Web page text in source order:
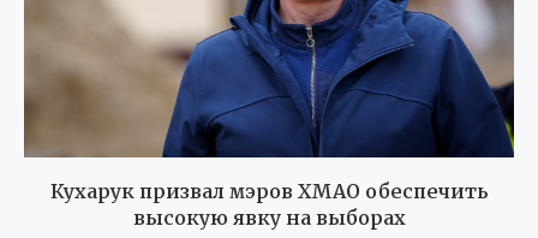
Кухарук призвал мэров ХМАО обеспечить
высокую явку на выборах